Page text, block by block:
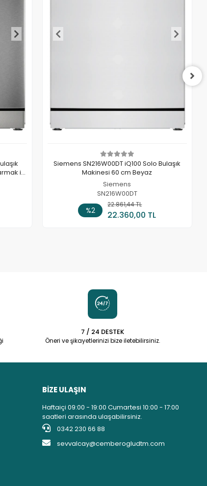
izi
Siemens SN216W00DT iQ100 Solo Bulaşık
Makinesi 60 cm Beyaz
Siemens
SN216W00DT
%2
22.861,44 TL
22.360,00 TL
Sepete Ekle
7 / 24 DESTEK
Öneri ve şikayetlerinizi bize iletebilirsiniz.
BİZE ULAŞIN
Haftaiçi 09:00 - 19:00 Cumartesi 10:00 - 17:00
saatleri arasında ulaşabilirsiniz.
0342 230 66 88
sevvalcay@cemberogludtm.com